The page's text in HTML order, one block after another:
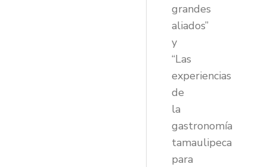
grandes
aliados”
y
“Las
experiencias
de
la
gastronomía
tamaulipeca
para